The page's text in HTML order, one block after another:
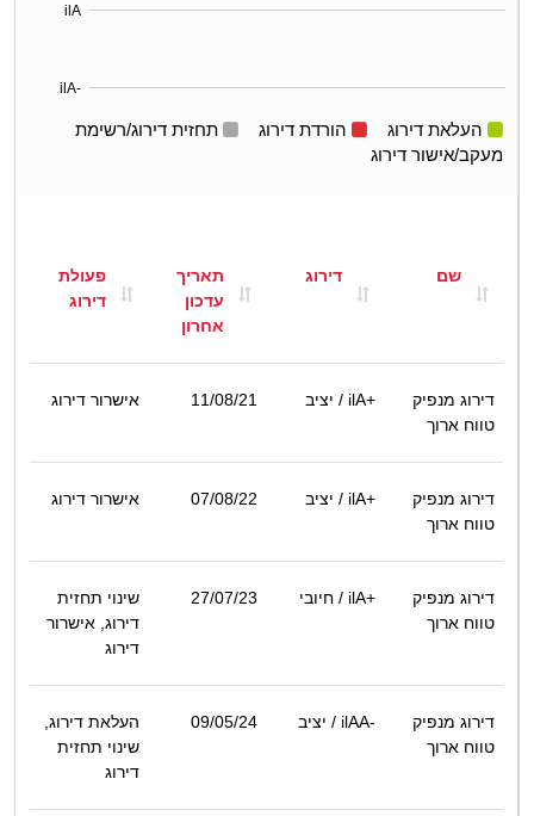
ilA-
ilA
העלאת דירוג הורדת דירוג
תחזית דירוג/רשימת
מעקב/אישור דירוג
שם דירוג
תאריך
עדכון
אחרון
פעולת
דירוג
דירוג מנפיק
טווח ארוך
ilA+ / יציב 11/08/21 אישרור דירוג
דירוג מנפיק
טווח ארוך
ilA+ / יציב 07/08/22 אישרור דירוג
דירוג מנפיק
טווח ארוך
ilA+ / חיובי 27/07/23
שינוי תחזית
דירוג, אישרור
דירוג
דירוג מנפיק
טווח ארוך
ilAA- / יציב 09/05/24
העלאת דירוג,
שינוי תחזית
דירוג